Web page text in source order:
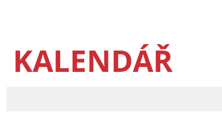
KALENDÁŘ